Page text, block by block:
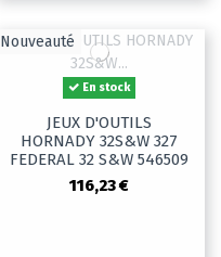
Nouveauté
En stock
JEUX D'OUTILS
HORNADY 32S&W 327
FEDERAL 32 S&W 546509
116,23 €